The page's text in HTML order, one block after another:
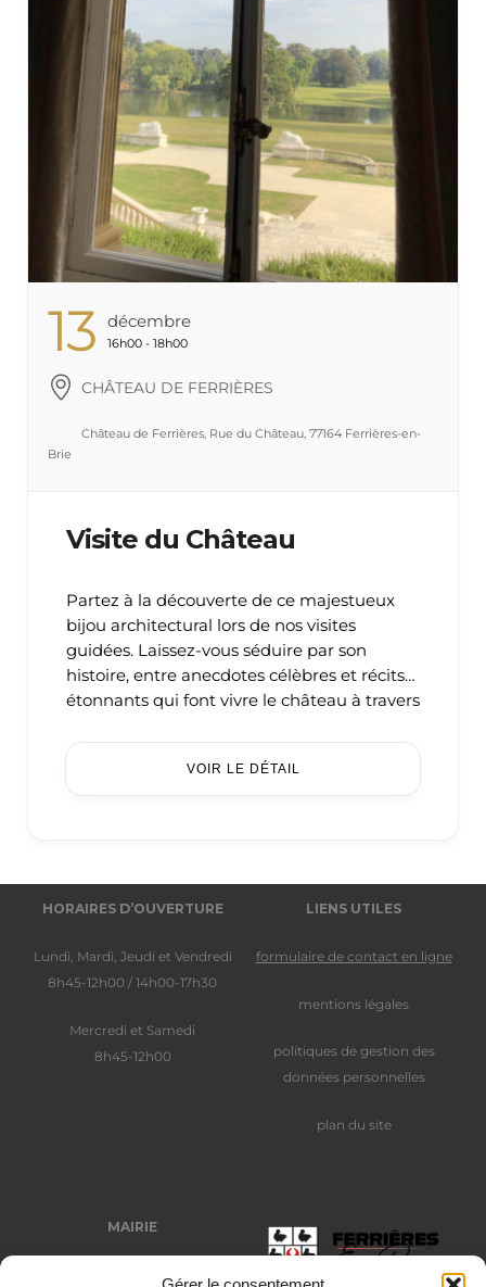
13 Décembre
16h00 - 18h00
CHÂTEAU DE FERRIÈRES
Château de Ferrières, Rue du Château, 77164 Ferrières-en-
Brie
Visite du Château
Partez à la découverte de ce majestueux
bijou architectural lors de nos visites
guidées. Laissez-vous séduire par son
histoire, entre anecdotes célèbres et récits
étonnants qui font vivre le château à travers
VOIR LE DÉTAIL
HORAIRES D’OUVERTURE
Lundi, Mardi, Jeudi et Vendredi
8h45-12h00 / 14h00-17h30
Mercredi et Samedi
8h45-12h00
LIENS UTILES
formulaire de contact en ligne
mentions légales
politiques de gestion des
données personnelles
plan du site
MAIRIE